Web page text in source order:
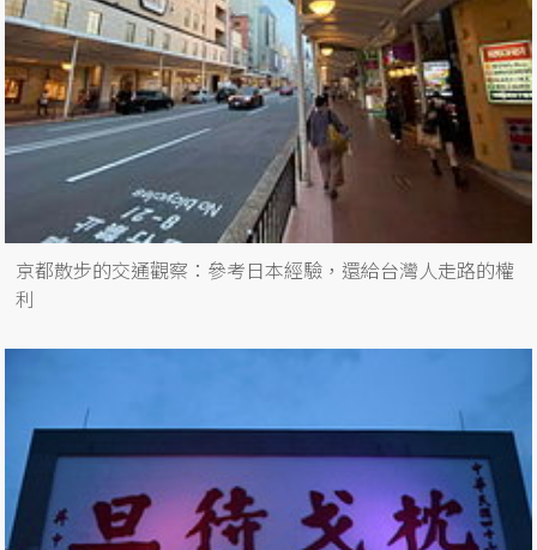
京都散步的交通觀察：參考日本經驗，還給台灣人走路的權
利